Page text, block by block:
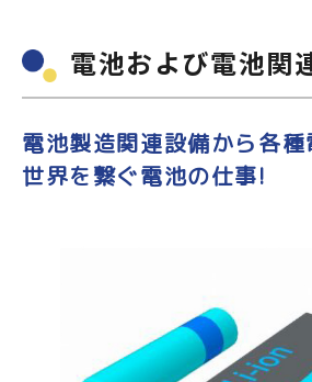
電池および電池関
電池製造関連設備から各
世界を繋ぐ電池の仕事!